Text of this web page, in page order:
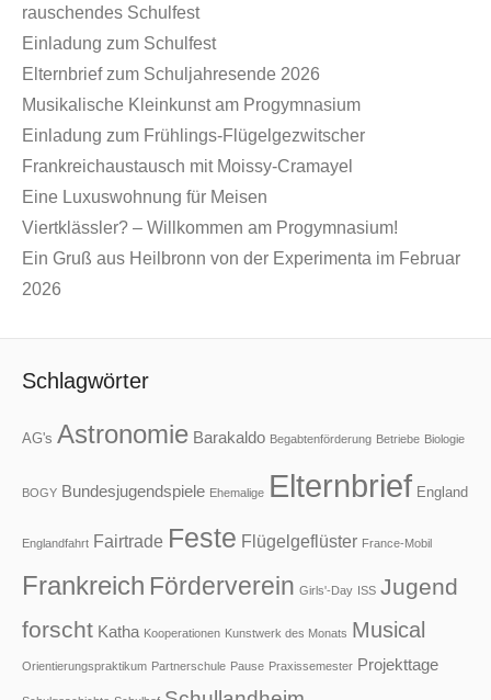
rauschendes Schulfest
Einladung zum Schulfest
Elternbrief zum Schuljahresende 2026
Musikalische Kleinkunst am Progymnasium
Einladung zum Frühlings-Flügelgezwitscher
Frankreichaustausch mit Moissy-Cramayel
Eine Luxuswohnung für Meisen
Viertklässler? – Willkommen am Progymnasium!
Ein Gruß aus Heilbronn von der Experimenta im Februar
2026
Schlagwörter
AG's Astronomie Barakaldo Begabtenförderung Betriebe Biologie
BOGY Bundesjugendspiele Ehemalige Elternbrief England
Englandfahrt Fairtrade Feste Flügelgeflüster France-Mobil
Frankreich Förderverein Girls'-Day ISS Jugend
forscht Katha Kooperationen Kunstwerk des Monats Musical
Orientierungspraktikum Partnerschule Pause Praxissemester Projekttage